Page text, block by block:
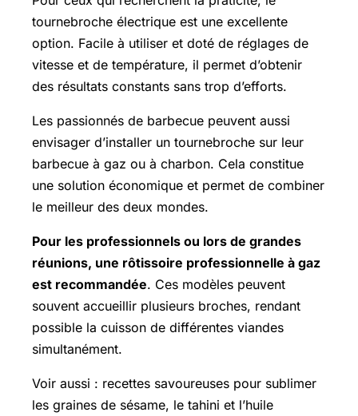
tournebroche électrique est une excellente
option. Facile à utiliser et doté de réglages de
vitesse et de température, il permet d’obtenir
des résultats constants sans trop d’efforts.
Les passionnés de barbecue peuvent aussi
envisager d’installer un tournebroche sur leur
barbecue à gaz ou à charbon. Cela constitue
une solution économique et permet de combiner
le meilleur des deux mondes.
Pour les professionnels ou lors de grandes
réunions, une rôtissoire professionnelle à gaz
est recommandée. Ces modèles peuvent
souvent accueillir plusieurs broches, rendant
possible la cuisson de différentes viandes
simultanément.
Voir aussi : recettes savoureuses pour sublimer
les graines de sésame, le tahini et l’huile